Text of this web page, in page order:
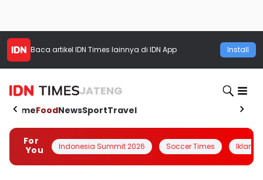
Baca artikel IDN Times lainnya di IDN App Install
JATENG
HomeFoodNewsSportTravel
For
You
Indonesia Summit 2026 Soccer Times Iklanin